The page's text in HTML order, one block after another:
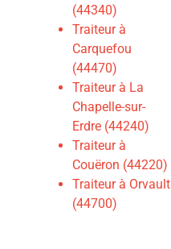
(44340)
Traiteur à
Carquefou
(44470)
Traiteur à La
Chapelle-sur-
Erdre (44240)
Traiteur à
Couëron (44220)
Traiteur à Orvault
(44700)